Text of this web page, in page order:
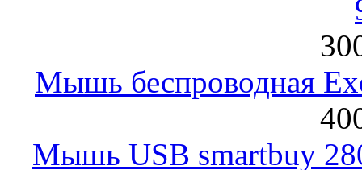
Мышь беспроводная
Мышь USB smartbuy